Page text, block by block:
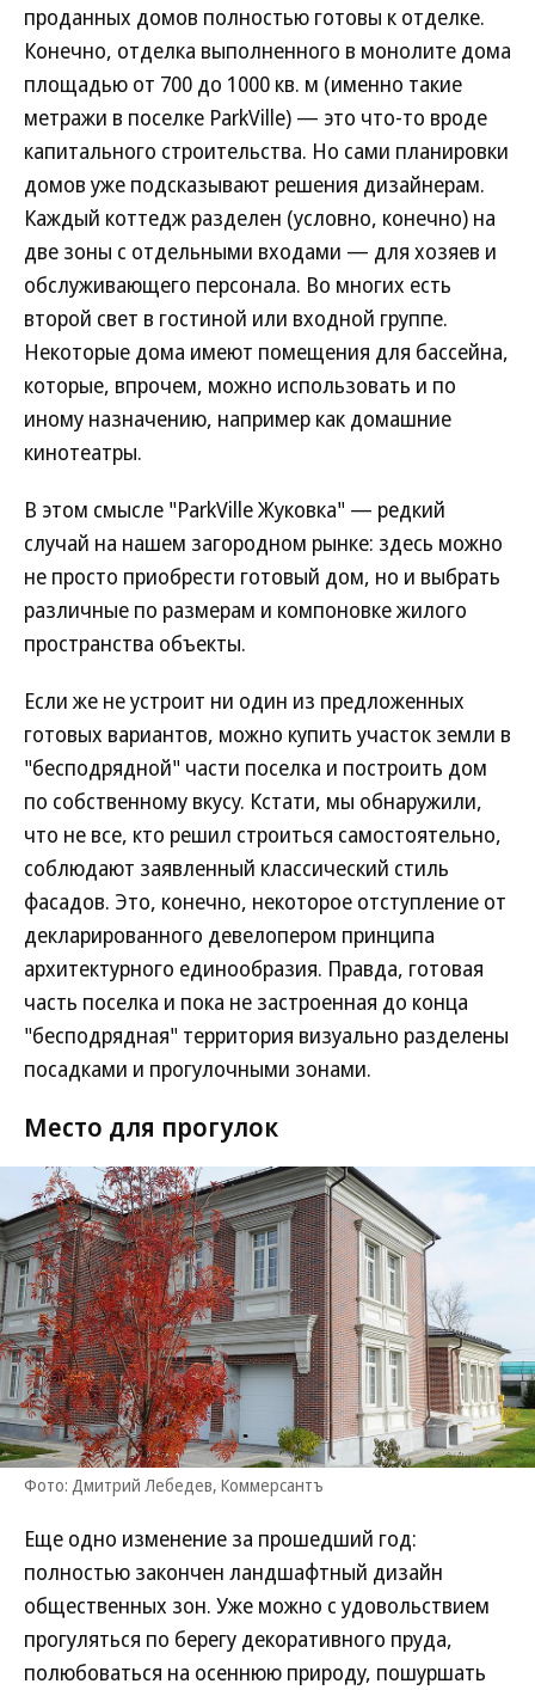
проданных домов полностью готовы к отделке.
Конечно, отделка выполненного в монолите дома
площадью от 700 до 1000 кв. м (именно такие
метражи в поселке ParkVille) — это что-то вроде
капитального строительства. Но сами планировки
домов уже подсказывают решения дизайнерам.
Каждый коттедж разделен (условно, конечно) на
две зоны с отдельными входами — для хозяев и
обслуживающего персонала. Во многих есть
второй свет в гостиной или входной группе.
Некоторые дома имеют помещения для бассейна,
которые, впрочем, можно использовать и по
иному назначению, например как домашние
кинотеатры.
В этом смысле "ParkVille Жуковка" — редкий
случай на нашем загородном рынке: здесь можно
не просто приобрести готовый дом, но и выбрать
различные по размерам и компоновке жилого
пространства объекты.
Если же не устроит ни один из предложенных
готовых вариантов, можно купить участок земли в
"бесподрядной" части поселка и построить дом
по собственному вкусу. Кстати, мы обнаружили,
что не все, кто решил строиться самостоятельно,
соблюдают заявленный классический стиль
фасадов. Это, конечно, некоторое отступление от
декларированного девелопером принципа
архитектурного единообразия. Правда, готовая
часть поселка и пока не застроенная до конца
"бесподрядная" территория визуально разделены
посадками и прогулочными зонами.
Место для прогулок
Фото: Дмитрий Лебедев, Коммерсантъ
Еще одно изменение за прошедший год:
полностью закончен ландшафтный дизайн
общественных зон. Уже можно с удовольствием
прогуляться по берегу декоративного пруда,
полюбоваться на осеннюю природу, пошуршать